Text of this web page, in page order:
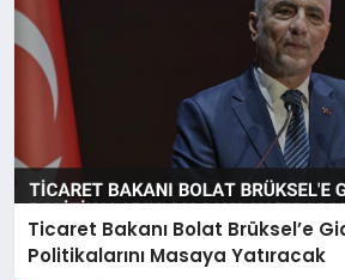
Ticaret Bakanı Bolat Brüksel’e
Politikalarını Masaya Yatıracak